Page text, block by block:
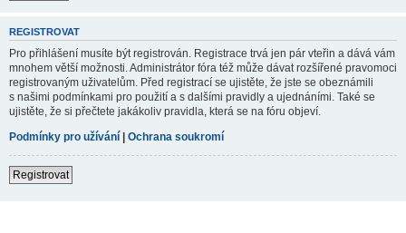
REGISTROVAT
Pro přihlášení musíte být registrován. Registrace trvá jen pár vteřin a dává vám
mnohem větší možnosti. Administrátor fóra též může dávat rozšířené pravomoci
registrovaným uživatelům. Před registrací se ujistěte, že jste se obeznámili
s našimi podmínkami pro použití a s dalšími pravidly a ujednáními. Také se
ujistěte, že si přečtete jakákoliv pravidla, která se na fóru objeví.
Podmínky pro užívání | Ochrana soukromí
Registrovat